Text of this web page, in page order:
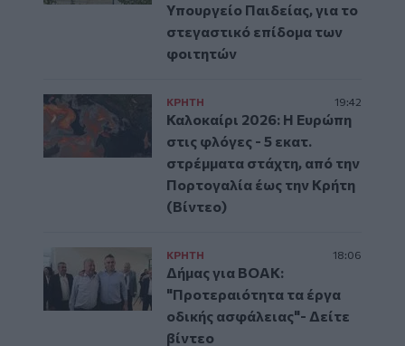
Υπουργείο Παιδείας, για το
στεγαστικό επίδομα των
φοιτητών
ΚΡΗΤΗ 19:42
Καλοκαίρι 2026: Η Ευρώπη
στις φλόγες - 5 εκατ.
στρέμματα στάχτη, από την
Πορτογαλία έως την Κρήτη
(Βίντεο)
ΚΡΗΤΗ 18:06
Δήμας για ΒΟΑΚ:
"Προτεραιότητα τα έργα
οδικής ασφάλειας"- Δείτε
βίντεο